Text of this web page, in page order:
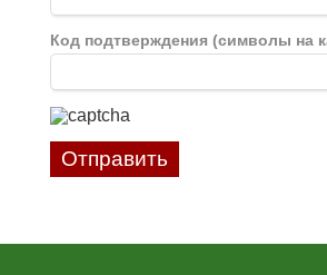
Код подтверждения (символы на
Отправить